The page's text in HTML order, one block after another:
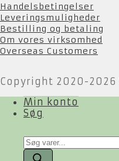
Handelsbetingelser
Leveringsmuligheder
Bestilling og betaling
Om vores virksomhed
Overseas Customers
Copyright 2020-2026
Min konto
Søg
Products
search